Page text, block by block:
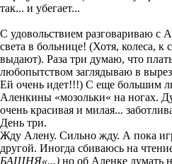
так... и убегает...
С удовольствием разговариваю с
света в больнице! (Хотя, колеса, к
выдают). Раза три думаю, что
любопытством заглядываю в
Ей очень идет!!!) С еще большим
Аленкины «мозольки« на ногах.
очень красивая и милая...
День три.
Жду Алену. Сильно жду. А пока
другой. Иногда сбиваюсь на
БАШНЯ«...) но об Аленке думать